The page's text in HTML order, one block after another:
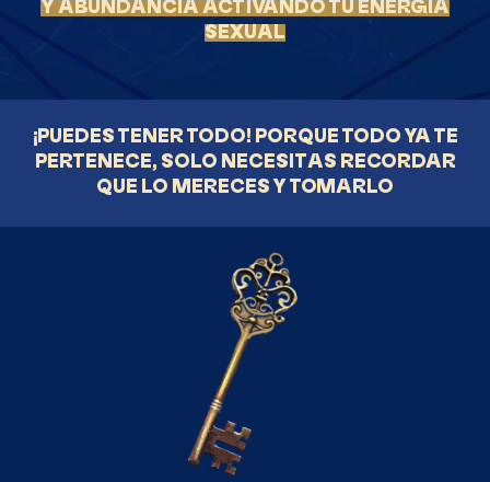
Y ABUNDANCIA ACTIVANDO TU ENERGÍA
SEXUAL
¡PUEDES TENER TODO! PORQUE TODO YA TE
PERTENECE, SOLO NECESITAS RECORDAR
QUE LO MERECES Y TOMARLO